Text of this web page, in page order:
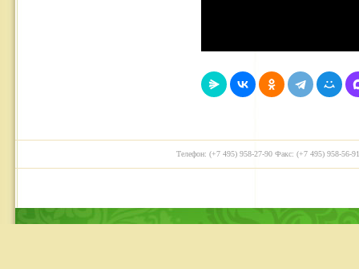
Телефон: (+7 495) 958-27-90 Факс: (+7 495) 958-56-